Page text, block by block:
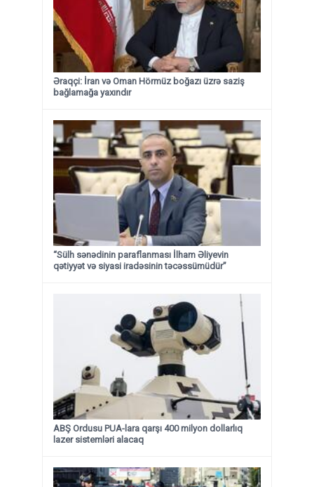
Əraqçi: İran və Oman Hörmüz boğazı üzrə saziş
bağlamağa yaxındır
“Sülh sənədinin paraflanması İlham Əliyevin
qətiyyət və siyasi iradəsinin təcəssümüdür”
ABŞ Ordusu PUA-lara qarşı 400 milyon dollarlıq
lazer sistemləri alacaq